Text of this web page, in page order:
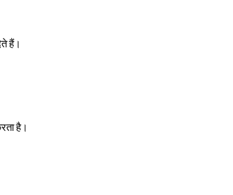
हैं।
है।